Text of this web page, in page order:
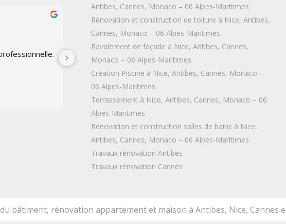
Camille Zins
6 years ago
Entreprise sérieuse et réactive qui
fournit un travail soigné et de qualité.
Très bon suivi au cours des travaux
(envoi de photos, demande et prise en
compte de l'avis des clients,...). Nous
sommes très satisfaits du résultat et
de la qualité de leur prestation. Nous
les recommandons à 100%.
Merci pour
Trop
vous
Antibes, Cannes, Monaco – 06 Alpes-Maritimes
Rénovation et construction de toiture à Nice, Antibes,
Cannes, Monaco – 06 Alpes-Maritimes
Ravalement de façade à Nice, Antibes, Cannes,
Monaco – 06 Alpes-Maritimes
Création Piscine à Nice, Antibes, Cannes, Monaco –
06 Alpes-Maritimes
Terrassement à Nice, Antibes, Cannes, Monaco – 06
Alpes-Maritimes
Rénovation et construction salles de bains à Nice,
Antibes, Cannes, Monaco – 06 Alpes-Maritimes
Travaux rénovation Antibes
Travaux rénovation Cannes
bâtiment, rénovation appartement et maison à Antibes, Nice, Cannes